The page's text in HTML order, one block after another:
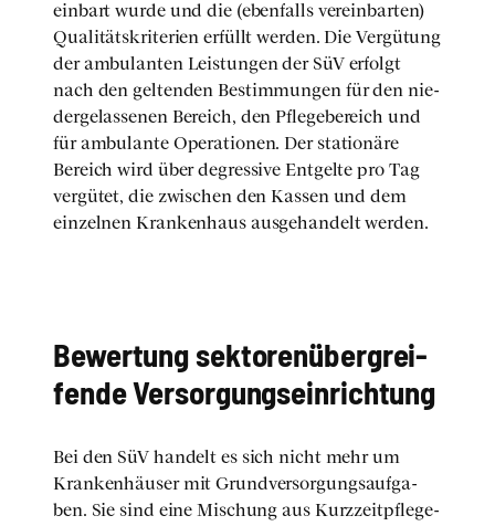
ein­bart wur­de und die (eben­falls ver­ein­bar­ten)
Qua­li­täts­kri­te­ri­en erfüllt wer­den. Die Ver­gü­tung
der ambu­lan­ten Leis­tun­gen der SüV erfolgt
nach den gel­ten­den Bestim­mun­gen für den nie­
der­ge­las­se­nen Bereich, den Pfle­ge­be­reich und
für ambu­lan­te Ope­ra­tio­nen. Der sta­tio­nä­re
Bereich wird über degres­si­ve Ent­gel­te pro Tag
ver­gü­tet, die zwi­schen den Kas­sen und dem
ein­zel­nen Kran­ken­haus aus­ge­han­delt wer­den.
Bewer­tung sek­toren­über­grei­
fen­de Ver­sor­gungs­ein­rich­tung
Bei den SüV han­delt es sich nicht mehr um
Kran­ken­häu­ser mit Grund­ver­sor­gungs­auf­ga­
ben. Sie sind eine Mischung aus Kurz­zeit­pfle­ge­